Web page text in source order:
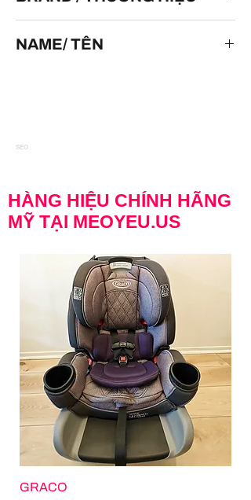
NAME/ TÊN
SEO
HÀNG HIỆU CHÍNH HÃNG
MỸ TẠI MEOYEU.US
GRACO